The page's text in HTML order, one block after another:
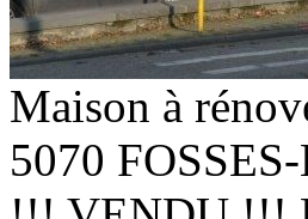
Maison à
5070